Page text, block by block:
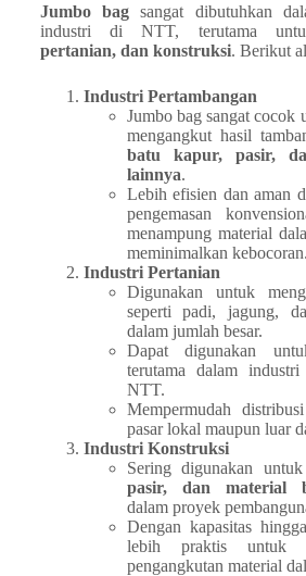
Jumbo bag sangat dibutuhkan
industri di NTT, terutama
pertanian, dan konstruksi. Berikut
Industri Pertambangan
Jumbo bag sangat cocok
mengangkut hasil
batu kapur, pasir,
lainnya.
Lebih efisien dan aman
pengemasan
menampung material
meminimalkan kebocoran.
Industri Pertanian
Digunakan untuk
seperti padi, jagung,
dalam jumlah besar.
Dapat digunakan
terutama dalam
NTT.
Mempermudah
pasar lokal maupun luar
Industri Konstruksi
Sering digunakan
pasir, dan material
dalam proyek
Dengan kapasitas
lebih praktis untuk
pengangkutan material